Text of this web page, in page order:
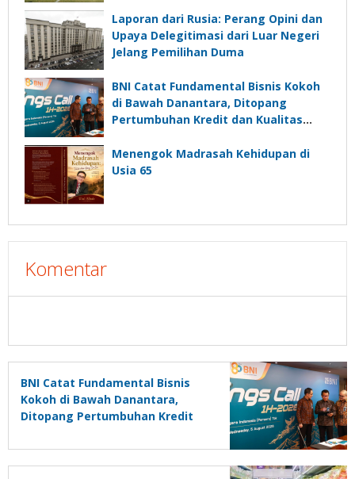
Laporan dari Rusia: Perang Opini dan
Upaya Delegitimasi dari Luar Negeri
Jelang Pemilihan Duma
BNI Catat Fundamental Bisnis Kokoh
di Bawah Danantara, Ditopang
Pertumbuhan Kredit dan Kualitas
Menengok Madrasah Kehidupan di
Usia 65
Komentar
BNI Catat Fundamental Bisnis
Kokoh di Bawah Danantara,
Ditopang Pertumbuhan Kredit